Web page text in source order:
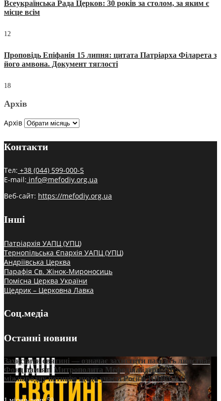
Всеукраїнська Рада Церков: 30 років за столом, за яким є
місце всім
12
Проповідь Епіфанія 15 липня: цитата Патріарха Філарета з
його амвона. Документ тяглості
18
Архів
Архів
Контакти
Тел: +38 (044) 599-000-5
E-mail: info@mefodiy.org.ua
Веб-сайт: https://mefodiy.org.ua
Інші
Патріархія УАПЦ (УПЦ)
Тернопільська Єпархія УАПЦ (УПЦ)
Андріївська Церква
Парафія Св. Жінок-Мироносиць
Помісна Церква України
Щедрик – Церковна Лавка
Соц.медіа
Останні новини
Захистити святині — означає захистити пам’ять людства:
Фонд пам’яті Митрополита Мефодія підтримує
міжнародну петицію щодо участі Росії в ЮНЕСКО